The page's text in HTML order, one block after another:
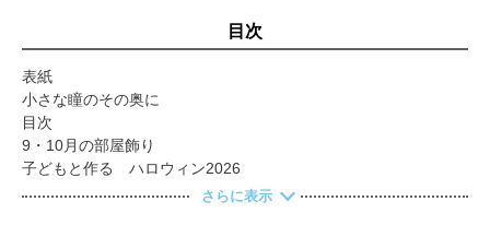
目次
表紙
小さな瞳のその奥に
目次
9・10月の部屋飾り
子どもと作る ハロウィン2026
作って楽しい 飾ってかわいい 子ども製作
さらに表示